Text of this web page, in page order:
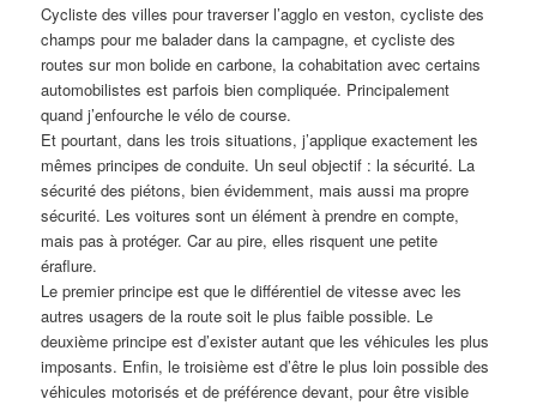
Cycliste des villes pour traverser l’agglo en veston, cycliste des
champs pour me balader dans la campagne, et cycliste des
routes sur mon bolide en carbone, la cohabitation avec certains
automobilistes est parfois bien compliquée. Principalement
quand j’enfourche le vélo de course.
Et pourtant, dans les trois situations, j’applique exactement les
mêmes principes de conduite. Un seul objectif : la sécurité. La
sécurité des piétons, bien évidemment, mais aussi ma propre
sécurité. Les voitures sont un élément à prendre en compte,
mais pas à protéger. Car au pire, elles risquent une petite
éraflure.
Le premier principe est que le différentiel de vitesse avec les
autres usagers de la route soit le plus faible possible. Le
deuxième principe est d’exister autant que les véhicules les plus
imposants. Enfin, le troisième est d’être le plus loin possible des
véhicules motorisés et de préférence devant, pour être visible